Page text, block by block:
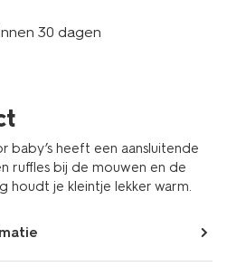
30 dagen
heeft een aansluitende
ruffles bij de mouwen en de
houdt je kleintje lekker warm.